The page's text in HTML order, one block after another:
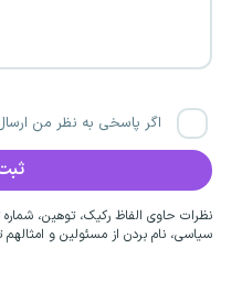
اگر پاسخی به نظر من
نظرات حاوی الفاظ رکیک، توهین،
سیاسی، نام بردن از مسئولین و امثالهم